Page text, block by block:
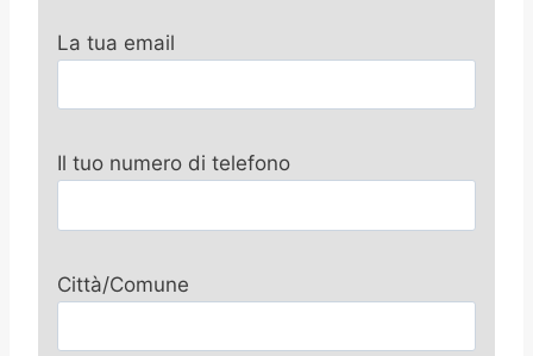
La tua email
Il tuo numero di telefono
Città/Comune